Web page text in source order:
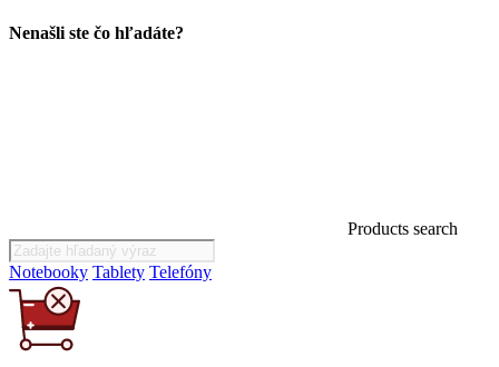
Nenašli ste čo hľadáte?
Products search
Notebooky Tablety Telefóny